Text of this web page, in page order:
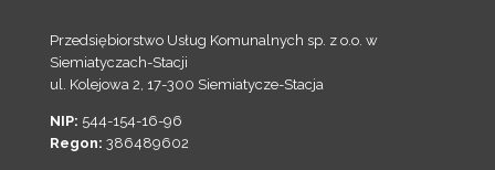
Przedsiębiorstwo Usług Komunalnych sp. z o.o. w
Siemiatyczach-Stacji
ul. Kolejowa 2, 17-300 Siemiatycze-Stacja
NIP: 544-154-16-96
Regon: 386489602